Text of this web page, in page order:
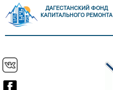
ДАГЕСТАНСКИЙ ФОНД
КАПИТАЛЬНОГО РЕМОНТА